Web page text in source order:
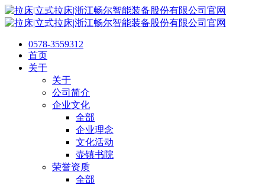
0578-3559312
首页
关于
关于
公司简介
企业文化
全部
企业理念
文化活动
壶镇书院
荣誉资质
全部